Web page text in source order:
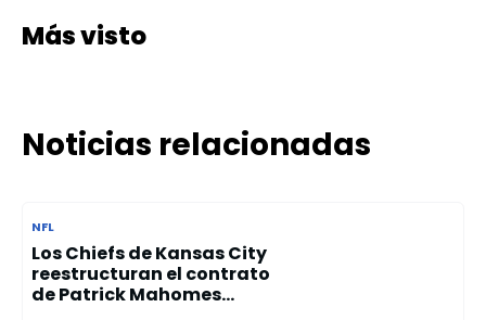
Más visto
Noticias relacionadas
NFL
Los Chiefs de Kansas City
reestructuran el contrato
de Patrick Mahomes...